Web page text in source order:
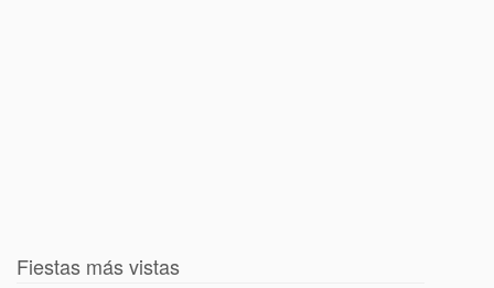
Fiestas más vistas